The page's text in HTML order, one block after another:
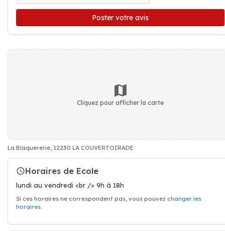
Poster votre avis
Cliquez pour afficher la carte
La Blaquererie, 12230 LA COUVERTOIRADE
Horaires de Ecole
lundi au vendredi <br /> 9h à 18h
Si ces horaires ne correspondent pas, vous pouvez changer les
horaires.